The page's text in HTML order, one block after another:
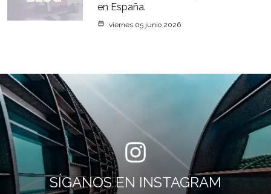
en España.
viernes 05 junio 2026
SÍGANOS EN INSTAGRAM